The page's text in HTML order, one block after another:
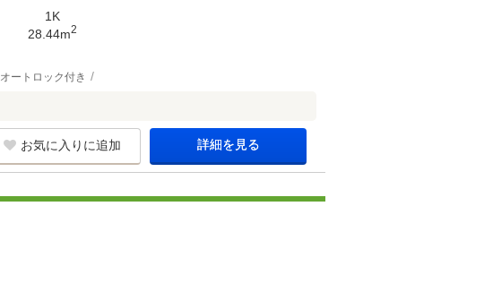
1K
28.44m2
オートロック付き
お気に入りに追加 詳細を見る